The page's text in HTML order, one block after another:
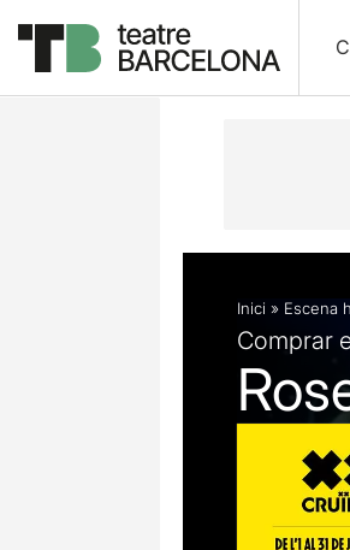
Descripció
Inici » Escena
Comprar